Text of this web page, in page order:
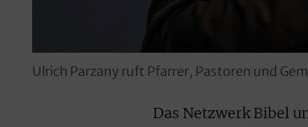
Ulrich Parzany ruft Pfarrer, Pastoren und
Das Netzwerk Bibel